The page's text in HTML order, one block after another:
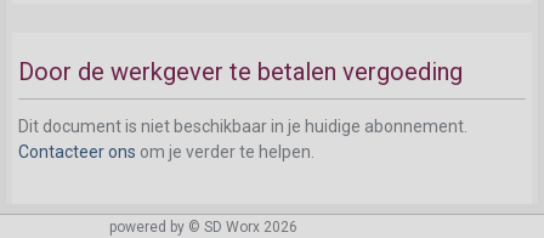
Door de werkgever te betalen vergoeding
Dit document is niet beschikbaar in je huidige abonnement.
Contacteer ons om je verder te helpen.
powered by © SD Worx 2026